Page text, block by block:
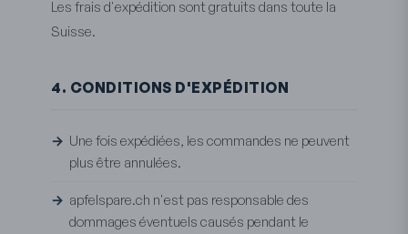
Les frais d'expédition sont gratuits dans toute la
Suisse.
4. CONDITIONS D'EXPÉDITION
Une fois expédiées, les commandes ne peuvent
plus être annulées.
apfelspare.ch n'est pas responsable des
dommages éventuels causés pendant le